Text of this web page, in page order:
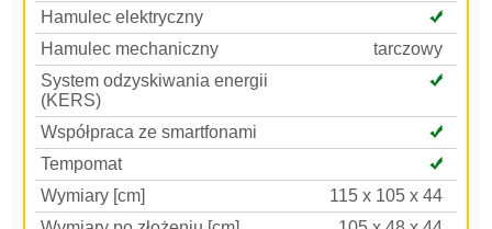
Hamulec elektryczny
Hamulec mechaniczny
tarczowy
System odzyskiwania energii
(KERS)
Współpraca ze smartfonami
Tempomat
Wymiary [cm]
115 x 105 x 44